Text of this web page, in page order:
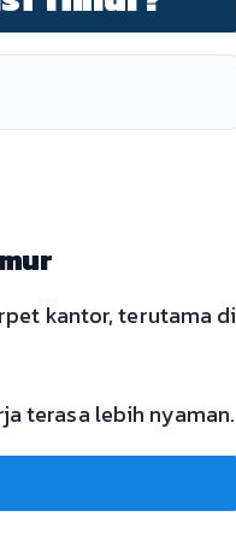
kantor, terutama di
terasa lebih nyaman.